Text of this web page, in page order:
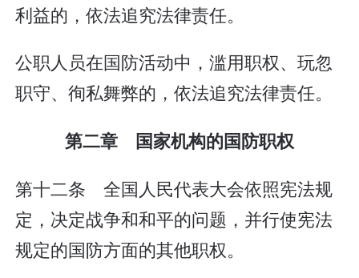
利益的，依法追究法律责任。
公职人员在国防活动中，滥用职权、玩忽
职守、徇私舞弊的，依法追究法律责任。
第二章 国家机构的国防职权
第十二条 全国人民代表大会依照宪法规
定，决定战争和和平的问题，并行使宪法
规定的国防方面的其他职权。